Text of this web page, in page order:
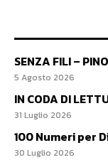
SENZA FILI –
5 Agosto 2026
IN CODA DI
31 Luglio 2026
100 Numeri per
30 Luglio 2026